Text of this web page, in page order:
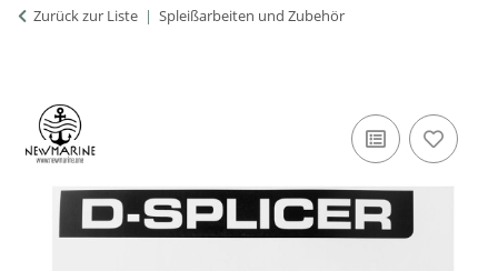
Zurück zur Liste Spleißarbeiten und Zubehör